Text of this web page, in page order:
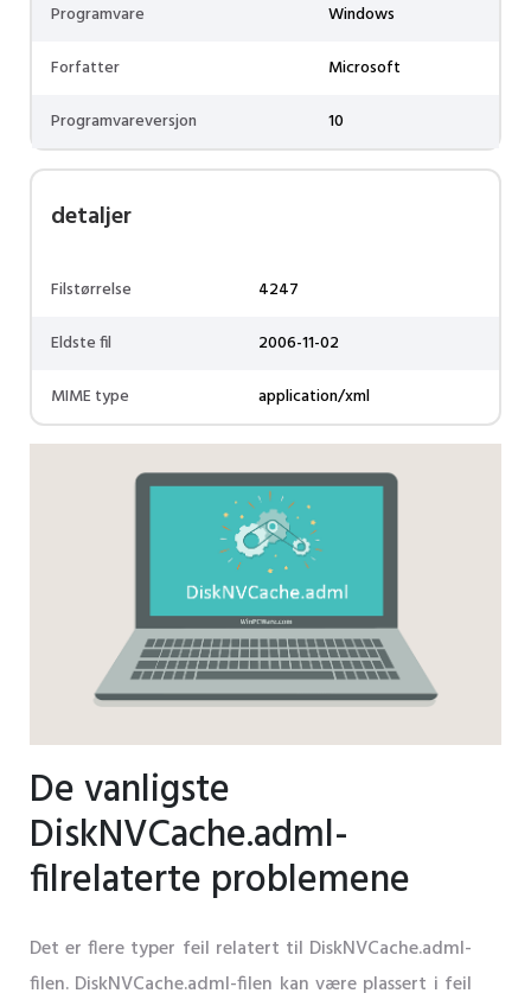
Programvare
Windows
Forfatter
Microsoft
Programvareversjon
10
detaljer
Filstørrelse
4247
Eldste fil
2006-11-02
MIME type
application/xml
De vanligste
DiskNVCache.adml-
filrelaterte problemene
Det er flere typer feil relatert til DiskNVCache.adml-
filen. DiskNVCache.adml-filen kan være plassert i feil